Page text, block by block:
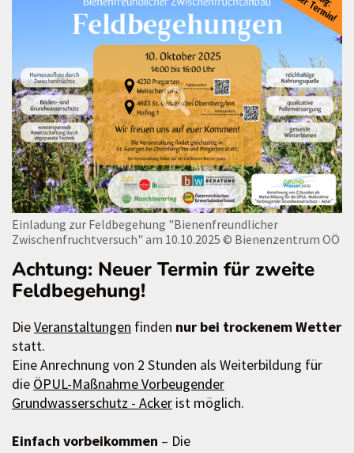
Einladung zur Feldbegehung "Bienenfreundlicher
Zwischenfruchtversuch" am 10.10.2025 © Bienenzentrum OÖ
Achtung: Neuer Termin für zweite
Feldbegehung!
DieVeranstaltungen finden nur bei trockenem Wetter
statt.
Eine Anrechnung von 2 Stunden als Weiterbildung für
die ÖPUL-Maßnahme Vorbeugender
Grundwasserschutz - Acker ist möglich.
Einfach vorbeikommen – Die